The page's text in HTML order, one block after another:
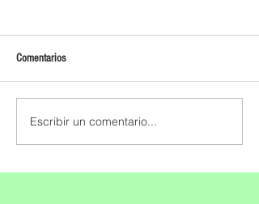
Comentarios
Escribir un comentario...